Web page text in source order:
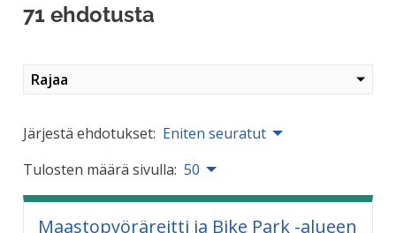
71 ehdotusta
Rajaa
Järjestä ehdotukset: Eniten seuratut
Tulosten määrä sivulla: 50
Maastopyöräreitti ja Bike Park -alueen